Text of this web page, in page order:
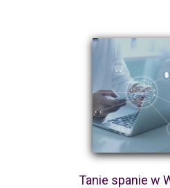
Tanie spanie w